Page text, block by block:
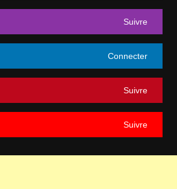
Suivre
Connecter
Suivre
Suivre